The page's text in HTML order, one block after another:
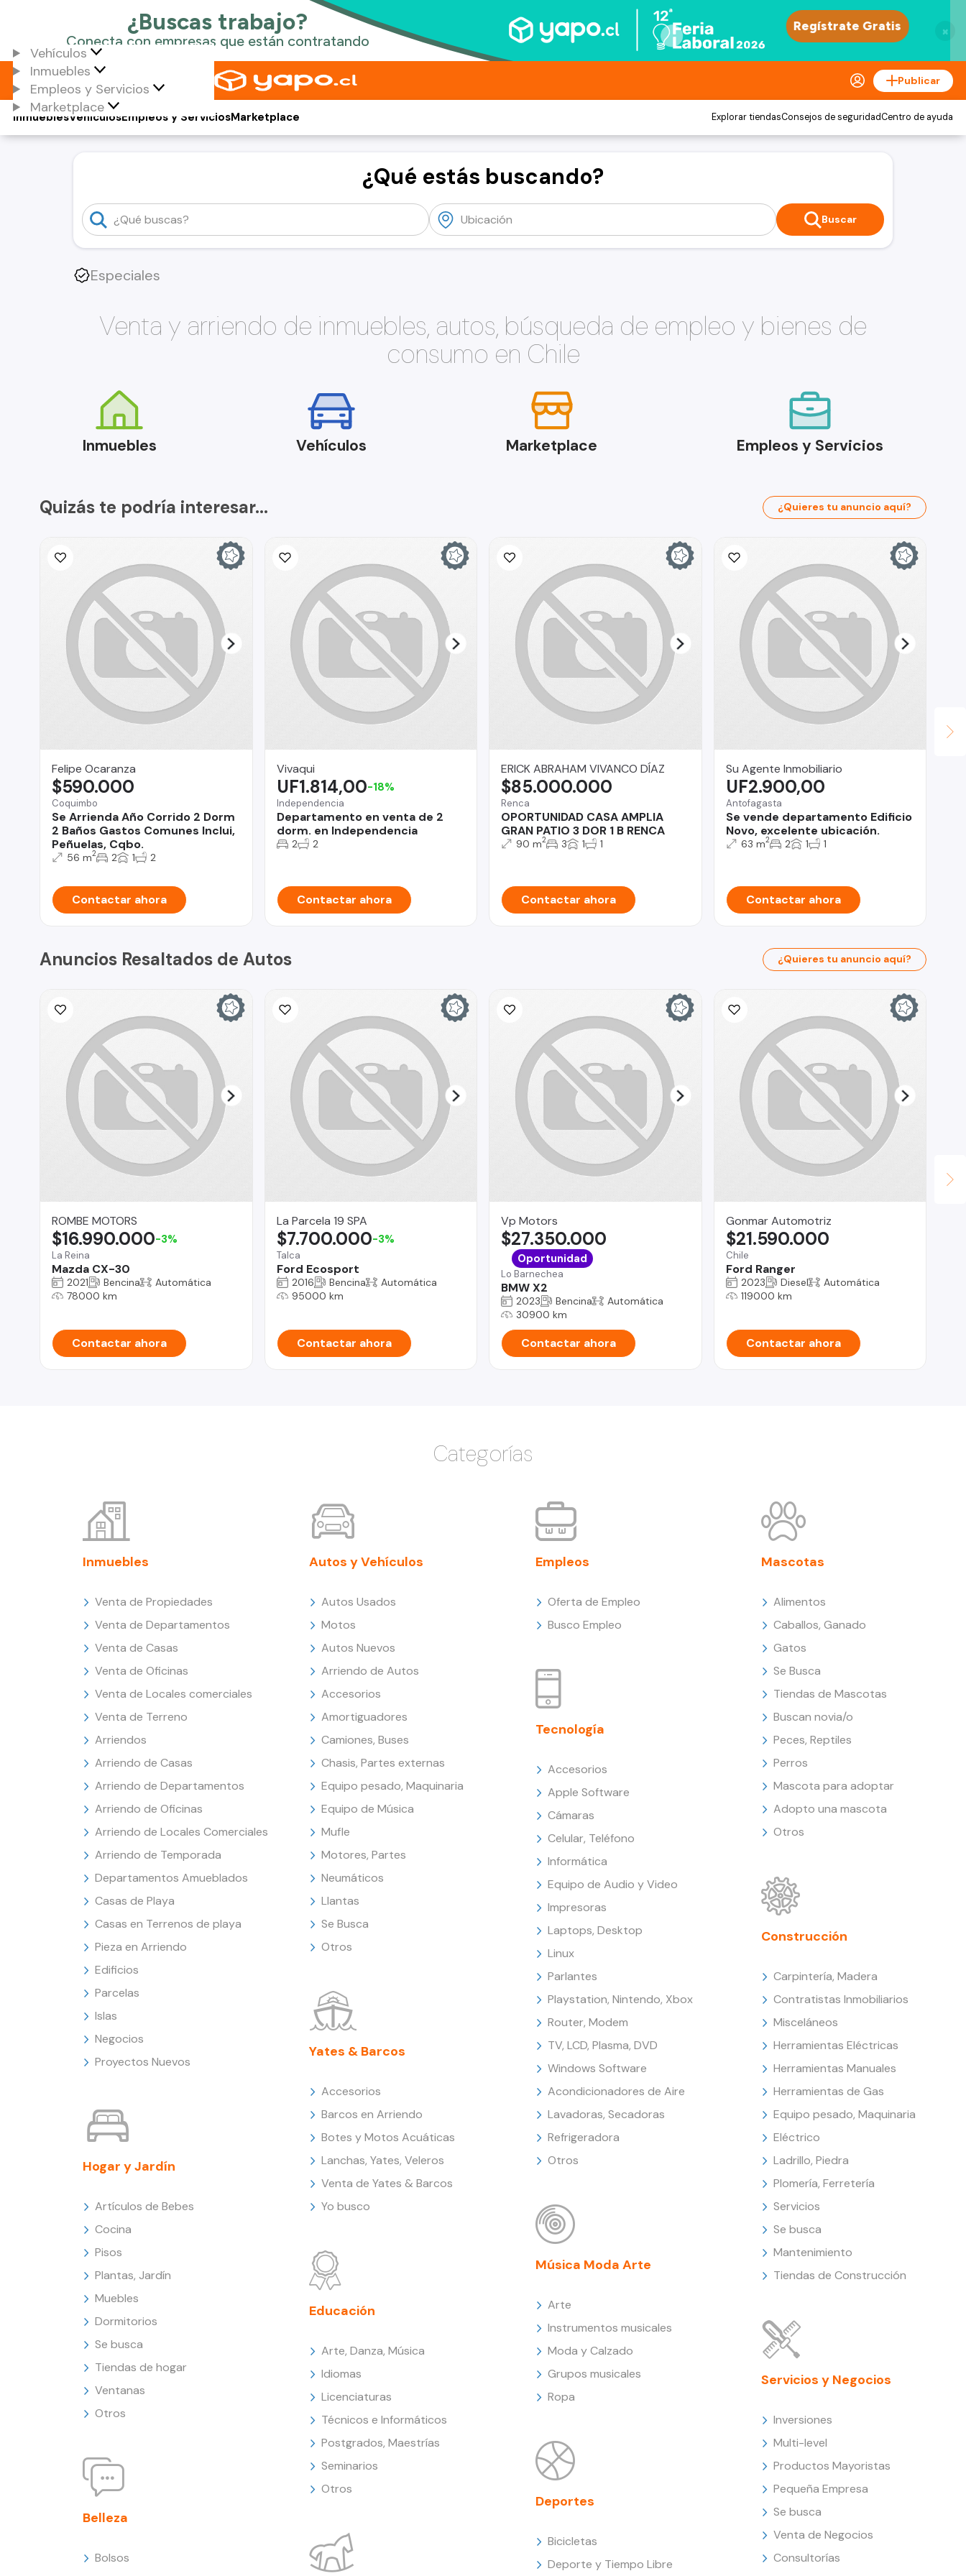
×
Vehículos
Inmuebles
Empleos y Servicios
Marketplace
Publicar
Vehículos
Inmuebles Empleos y ServiciosMarketplace Explorar tiendasConsejos de seguridadCentro de ayuda
¿Qué estás buscando?
Buscar
Especiales
Venta y arriendo de inmuebles, autos, búsqueda de empleo y bienes de
consumo en Chile
Inmuebles Vehículos Marketplace Empleos y Servicios
Quizás te podría interesar... ¿Quieres tu anuncio aquí?
Felipe Ocaranza
Coquimbo
Se Arrienda Año Corrido 2 Dorm
2 Baños Gastos Comunes Inclui,
Peñuelas, Cqbo.
$590.000
56 m2 2 1 2
Contactar ahora
Vivaqui
Independencia
Departamento en venta de 2
dorm. en Independencia
UF1.814,00-18%
2 2
Contactar ahora
ERICK ABRAHAM VIVANCO DÍAZ
Renca
OPORTUNIDAD CASA AMPLIA
GRAN PATIO 3 DOR 1 B RENCA
$85.000.000
90 m2 3 1 1
Contactar ahora
Su Agente Inmobiliario
Antofagasta
Se vende departamento Edificio
Novo, excelente ubicación.
UF2.900,00
63 m2 2 1 1
Contactar ahora
Anuncios Resaltados de Autos ¿Quieres tu anuncio aquí?
ROMBE MOTORS
La Reina
Mazda CX-30
$16.990.000-3%
2021 Bencina
Automática
78000 km
Contactar ahora
La Parcela 19 SPA
Talca
Ford Ecosport
$7.700.000-3%
2016 Bencina
Automática
95000 km
Contactar ahora
Vp Motors
Lo Barnechea
BMW X2
$27.350.000
Oportunidad
2023 Bencina
Automática
30900 km
Contactar ahora
Gonmar Automotriz
Chile
Ford Ranger
$21.590.000
2023 Diesel
Automática
119000 km
Contactar ahora
La
Categorías
Inmuebles
Venta de Propiedades
Venta de Departamentos
Venta de Casas
Venta de Oficinas
Venta de Locales comerciales
Venta de Terreno
Arriendos
Arriendo de Casas
Arriendo de Departamentos
Arriendo de Oficinas
Arriendo de Locales Comerciales
Arriendo de Temporada
Departamentos Amueblados
Casas de Playa
Casas en Terrenos de playa
Pieza en Arriendo
Edificios
Parcelas
Islas
Negocios
Proyectos Nuevos
Hogar y Jardín
Artículos de Bebes
Cocina
Pisos
Plantas, Jardín
Muebles
Dormitorios
Se busca
Tiendas de hogar
Ventanas
Otros
Belleza
Bolsos
Autos y Vehículos
Autos Usados
Motos
Autos Nuevos
Arriendo de Autos
Accesorios
Amortiguadores
Camiones, Buses
Chasis, Partes externas
Equipo pesado, Maquinaria
Equipo de Música
Mufle
Motores, Partes
Neumáticos
Llantas
Se Busca
Otros
Yates & Barcos
Accesorios
Barcos en Arriendo
Botes y Motos Acuáticas
Lanchas, Yates, Veleros
Venta de Yates & Barcos
Yo busco
Educación
Arte, Danza, Música
Idiomas
Licenciaturas
Técnicos e Informáticos
Postgrados, Maestrías
Seminarios
Otros
Empleos
Oferta de Empleo
Busco Empleo
Tecnología
Accesorios
Apple Software
Cámaras
Celular, Teléfono
Informática
Equipo de Audio y Video
Impresoras
Laptops, Desktop
Linux
Parlantes
Playstation, Nintendo, Xbox
Router, Modem
TV, LCD, Plasma, DVD
Windows Software
Acondicionadores de Aire
Lavadoras, Secadoras
Refrigeradora
Otros
Música Moda Arte
Arte
Instrumentos musicales
Moda y Calzado
Grupos musicales
Ropa
Deportes
Bicicletas
Deporte y Tiempo Libre
Mascotas
Alimentos
Caballos, Ganado
Gatos
Se Busca
Tiendas de Mascotas
Buscan novia/o
Peces, Reptiles
Perros
Mascota para adoptar
Adopto una mascota
Otros
Construcción
Carpintería, Madera
Contratistas Inmobiliarios
Misceláneos
Herramientas Eléctricas
Herramientas Manuales
Herramientas de Gas
Equipo pesado, Maquinaria
Eléctrico
Ladrillo, Piedra
Plomería, Ferretería
Servicios
Se busca
Mantenimiento
Tiendas de Construcción
Servicios y Negocios
Inversiones
Multi-level
Productos Mayoristas
Pequeña Empresa
Se busca
Venta de Negocios
Consultorías